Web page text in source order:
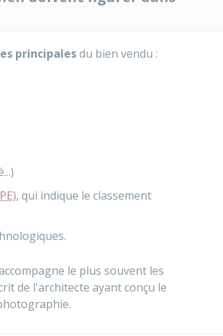
principalesdu bien vendu :
, qui indique le classement
le plus souvent les
de l'architecte ayant conçu le